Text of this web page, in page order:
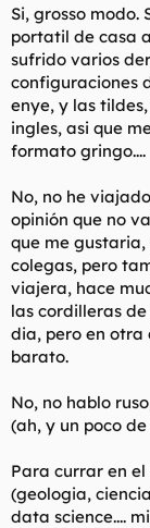
Si, grosso
portatil de casa
sufrido varios
configuraciones
enye, y las
ingles, asi que
formato gringo....
No, no he
opinión que no
que me
colegas, pero
viajera, hace
las cordilleras
dia, pero en otra
barato.
No, no hablo
(ah, y un poco
Para currar en
(geologia,
data science....